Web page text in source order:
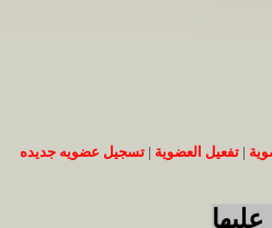
|تفعيل العضوية |تسجيل عضويه جديده